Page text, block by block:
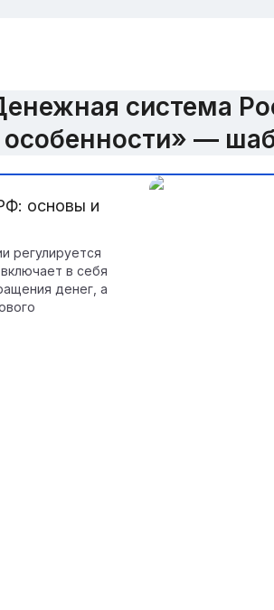
система
особенности» —
основы и
регулируется
в себя
денег, а